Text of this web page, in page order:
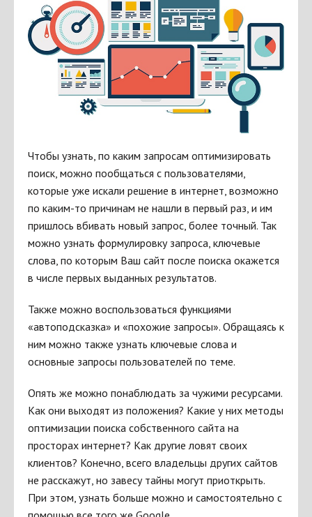
Чтобы узнать, по каким запросам оптимизировать
поиск, можно пообщаться с пользователями,
которые уже искали решение в интернет, возможно
по каким-то причинам не нашли в первый раз, и им
пришлось вбивать новый запрос, более точный. Так
можно узнать формулировку запроса, ключевые
слова, по которым Ваш сайт после поиска окажется
в числе первых выданных результатов.
Также можно воспользоваться функциями
«автоподсказка» и «похожие запросы». Обращаясь к
ним можно также узнать ключевые слова и
основные запросы пользователей по теме.
Опять же можно понаблюдать за чужими ресурсами.
Как они выходят из положения? Какие у них методы
оптимизации поиска собственного сайта на
просторах интернет? Как другие ловят своих
клиентов? Конечно, всего владельцы других сайтов
не расскажут, но завесу тайны могут приоткрыть.
При этом, узнать больше можно и самостоятельно с